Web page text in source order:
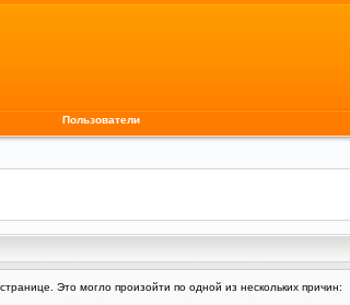
Пользователи
Это могло произойти по одной из нескольких причин: